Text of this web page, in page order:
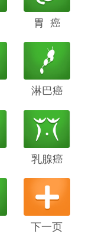
下一页
前列腺癌
胃 癌
膀胱癌
淋巴癌
喉癌
乳腺癌